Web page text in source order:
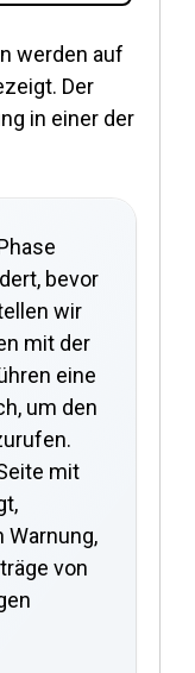
werden auf
Der
in einer der
bevor
wir
mit der
eine
um den
mit
von